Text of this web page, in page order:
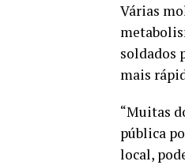
Várias
soldados
mais
“Muitas
pública
local,